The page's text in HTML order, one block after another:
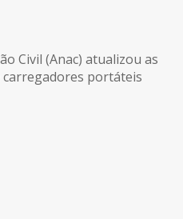
Civil (Anac) atualizou as
portáteis